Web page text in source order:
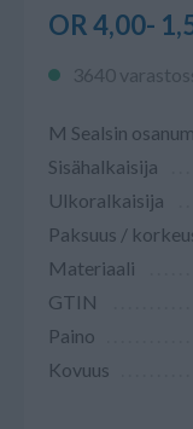
OR 4,00-
3640
M Sealsin
Sisähalkaisija
Ulkoralkaisija
Paksuus /
Materiaali
GTIN
Paino
Kovuus